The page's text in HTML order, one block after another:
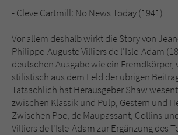
- Cleve Cartmill: No News Today (1941)
Vor allem deshalb wirkt die Story von
Philippe-Auguste Villiers de l'Isle-Adam
deutschen Ausgabe wie ein Fremdkörper,
stilistisch aus dem Feld der übrigen
Tatsächlich hat Herausgeber Shaw
zwischen Klassik und Pulp, Gestern und
Zwischen Poe, de Maupassant, Collins
Villiers de l'Isle-Adam zur Ergänzung des